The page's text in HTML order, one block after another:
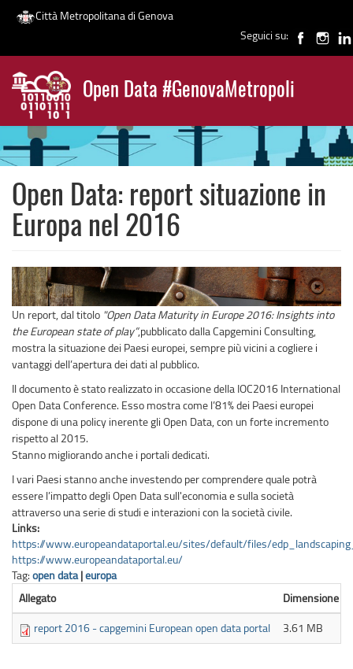
Salta
contenuto
principale
Città Metropolitana di Genova
Seguici su:
Open Data #GenovaMetropoli
News
Open Data: report situazione in
Europa nel 2016
Un report, dal titolo "Open Data Maturity in Europe 2016: Insights into
the European state of play”,pubblicato dalla Capgemini Consulting,
mostra la situazione dei Paesi europei, sempre più vicini a cogliere i
vantaggi dell’apertura dei dati al pubblico.
Il documento è stato realizzato in occasione della IOC2016 International
Open Data Conference. Esso mostra come l’81% dei Paesi europei
dispone di una policy inerente gli Open Data, con un forte incremento
rispetto al 2015.
Stanno migliorando anche i portali dedicati.
I vari Paesi stanno anche investendo per comprendere quale potrà
essere l’impatto degli Open Data sull'economia e sulla società
attraverso una serie di studi e interazioni con la società civile.
Links:
https://www.europeandataportal.eu/sites/default/files/
https://www.europeandataportal.eu/
Tag: open data|europa
Allegato
Dimensione
report 2016 - capgemini European open data portal
3.61 MB